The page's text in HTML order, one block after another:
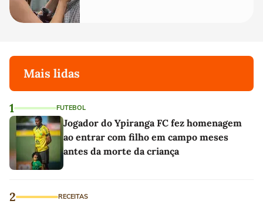
Mais lidas
1 FUTEBOL
Jogador do Ypiranga FC fez homenagem
ao entrar com filho em campo meses
antes da morte da criança
2 RECEITAS